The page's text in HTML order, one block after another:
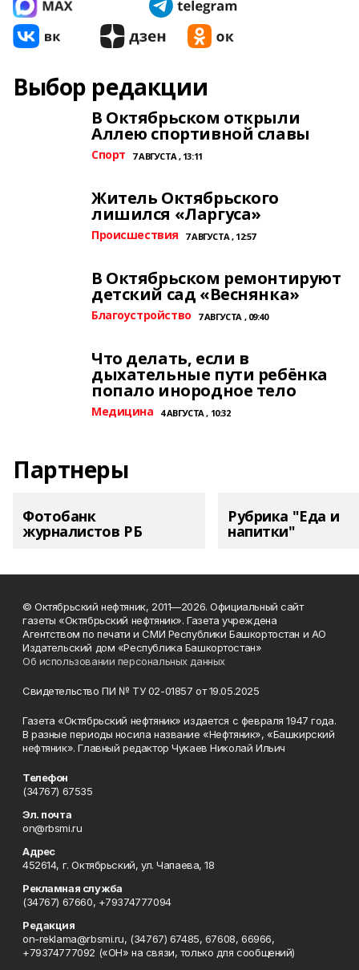
Выбор редакции
В Октябрьском открыли
Аллею спортивной славы
Спорт 7 АВГУСТА , 13:11
Житель Октябрьского
лишился «Ларгуса»
Происшествия 7 АВГУСТА , 12:57
В Октябрьском ремонтируют
детский сад «Веснянка»
Благоустройство 7 АВГУСТА , 09:40
Что делать, если в
дыхательные пути ребёнка
попало инородное тело
Медицина 4 АВГУСТА , 10:32
Партнеры
Фотобанк
журналистов РБ
Рубрика "Еда и
напитки"
© Октябрьский нефтяник, 2011—2026. Официальный сайт
газеты «Октябрьский нефтяник». Газета учреждена
Агентством по печати и СМИ Республики Башкортостан и АО
Издательский дом «Республика Башкортостан»
Об использовании персональных данных
Свидетельство ПИ № ТУ 02-01857 от 19.05.2025
Газета «Октябрьский нефтяник» издается с февраля 1947 года.
В разные периоды носила название «Нефтяник», «Башкирский
нефтяник». Главный редактор Чукаев Николай Ильич
Телефон
(34767) 67535
Эл. почта
on@rbsmi.ru
Адрес
452614, г. Октябрьский, ул. Чапаева, 18
Рекламная служба
(34767) 67660, +79374777094
Редакция
on-reklama@rbsmi.ru, (34767) 67485, 67608, 66966,
+79374777092 («ОН» на связи, только для сообщений)